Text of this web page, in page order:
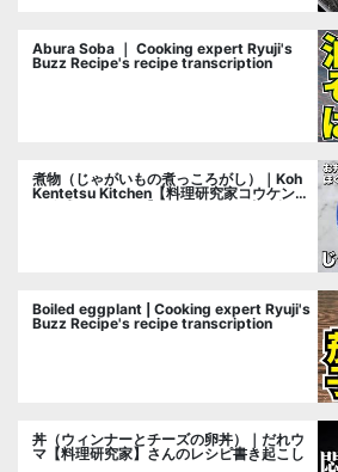
Abura Soba ｜ Cooking expert Ryuji's
Buzz Recipe's recipe transcription
煮物（じゃがいもの煮っころがし）｜Koh
Kentetsu Kitchen【料理研究家コウケンテ
Boiled eggplant | Cooking expert Ryuji's
Buzz Recipe's recipe transcription
丼（ウィンナーとチーズの卵丼）｜だれウ
マ【料理研究家】さんのレシピ書き起こし